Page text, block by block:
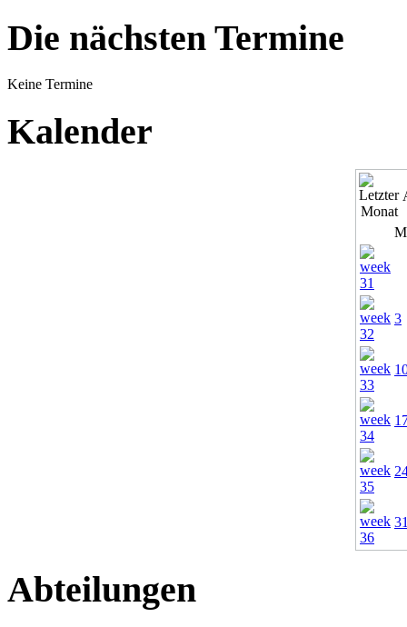
Die nächsten Termine
Keine Termine
Kalender
3
Abteilungen